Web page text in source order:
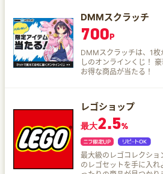
手続きを行えば商品購
使える！
DMMスクラッチ
700P
DMMスクラッチは、1
しのオンラインくじ！
お得な商品が当たる！
レゴショップ
最大2.5%
最大級のレゴコレクシ
のレゴセットを手に入れよう！ どの年